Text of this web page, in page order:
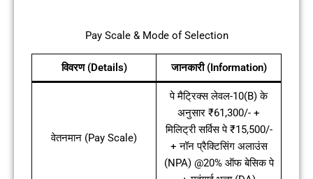
Pay Scale & Mode of Selection
विवरण (Details) जानकारी (Information)
वेतनमान (Pay Scale)
पे मैट्रिक्स लेवल-10(B) के
अनुसार ₹61,300/- +
मिलिट्री सर्विस पे ₹15,500/-
+ नॉन प्रैक्टिसिंग अलाउंस
(NPA) @20% ऑफ बेसिक पे